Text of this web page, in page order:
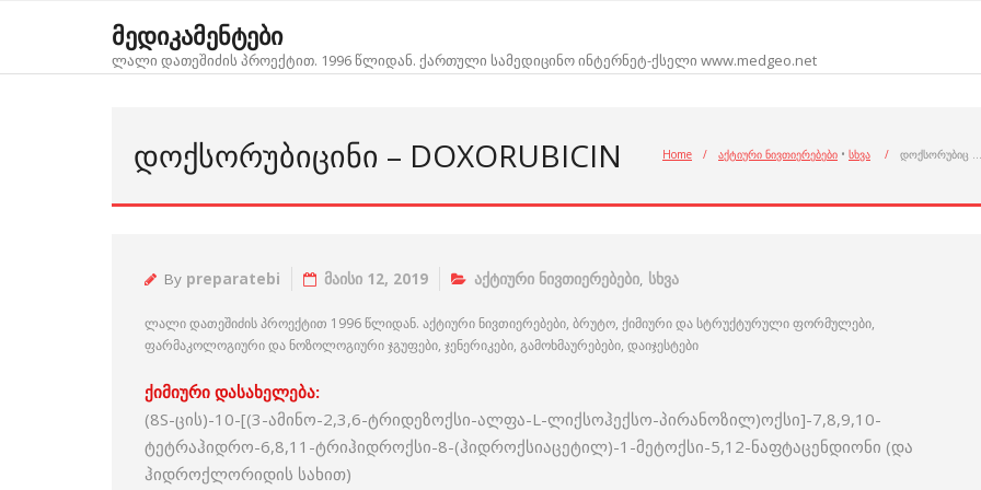
მედიკამენტები
ლალი დათეშიძის პროექტით. 1996 წლიდან. ქართული სამედიცინო ინტერნეტ-ქსელი www.medgeo.net
ᲓᲝᲥᲡᲝᲠᲣᲑᲘᲪᲘᲜᲘ – DOXORUBICIN Home / აქტიური ნივთიერებები • სხვა / დოქსორუბიც …
By preparatebi მაისი 12, 2019 აქტიური ნივთიერებები, სხვა
ლალი დათეშიძის პროექტით 1996 წლიდან. აქტიური ნივთიერებები, ბრუტო, ქიმიური და სტრუქტურული ფორმულები,
ფარმაკოლოგიური და ნოზოლოგიური ჯგუფები, ჯენერიკები, გამოხმაურებები, დაიჯესტები
ქიმიური დასახელება:
(8S-ცის)-10-[(3-ამინო-2,3,6-ტრიდეზოქსი-ალფა-L-ლიქსოჰექსო-პირანოზილ)ოქსი]-7,8,9,10-
ტეტრაჰიდრო-6,8,11-ტრიჰიდროქსი-8-(ჰიდროქსიაცეტილ)-1-მეტოქსი-5,12-ნაფტაცენდიონი (და
ჰიდროქლორიდის სახით)